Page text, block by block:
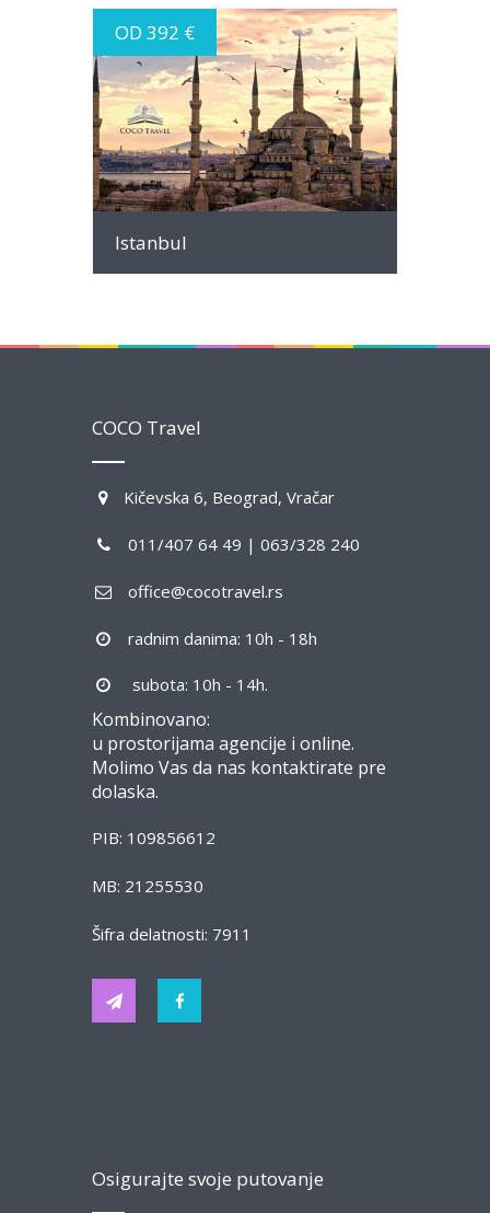
OD 392 €
INFO
Istanbul
COCO Travel
Kičevska 6, Beograd, Vračar
011/407 64 49 | 063/328 240
office@cocotravel.rs
radnim danima: 10h - 18h
subota: 10h - 14h.
Kombinovano:
u prostorijama agencije i online.
Molimo Vas da nas kontaktirate pre
dolaska.
PIB: 109856612
MB: 21255530
Šifra delatnosti: 7911
Osigurajte svoje putovanje